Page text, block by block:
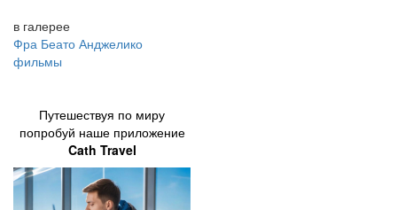
в галерее
Фра Беато Анджелико
фильмы
Путешествуя по миру
попробуй наше приложение
Cath Travel